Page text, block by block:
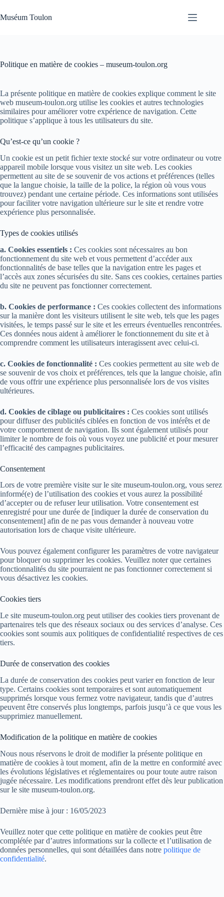
au
contenu
Muséum Toulon
Politique en matière de cookies – museum-toulon.org
La présente politique en matière de cookies explique comment le site
web museum-toulon.org utilise les cookies et autres technologies
similaires pour améliorer votre expérience de navigation. Cette
politique s’applique à tous les utilisateurs du site.
Qu’est-ce qu’un cookie ?
Un cookie est un petit fichier texte stocké sur votre ordinateur ou votre
appareil mobile lorsque vous visitez un site web. Les cookies
permettent au site de se souvenir de vos actions et préférences (telles
que la langue choisie, la taille de la police, la région où vous vous
trouvez) pendant une certaine période. Ces informations sont utilisées
pour faciliter votre navigation ultérieure sur le site et rendre votre
expérience plus personnalisée.
Types de cookies utilisés
a. Cookies essentiels : Ces cookies sont nécessaires au bon
fonctionnement du site web et vous permettent d’accéder aux
fonctionnalités de base telles que la navigation entre les pages et
l’accès aux zones sécurisées du site. Sans ces cookies, certaines parties
du site ne peuvent pas fonctionner correctement.
b. Cookies de performance : Ces cookies collectent des informations
sur la manière dont les visiteurs utilisent le site web, tels que les pages
visitées, le temps passé sur le site et les erreurs éventuelles rencontrées.
Ces données nous aident à améliorer le fonctionnement du site et à
comprendre comment les utilisateurs interagissent avec celui-ci.
c. Cookies de fonctionnalité : Ces cookies permettent au site web de
se souvenir de vos choix et préférences, tels que la langue choisie, afin
de vous offrir une expérience plus personnalisée lors de vos visites
ultérieures.
d. Cookies de ciblage ou publicitaires : Ces cookies sont utilisés
pour diffuser des publicités ciblées en fonction de vos intérêts et de
votre comportement de navigation. Ils sont également utilisés pour
limiter le nombre de fois où vous voyez une publicité et pour mesurer
l’efficacité des campagnes publicitaires.
Consentement
Lors de votre première visite sur le site museum-toulon.org, vous serez
informé(e) de l’utilisation des cookies et vous aurez la possibilité
d’accepter ou de refuser leur utilisation. Votre consentement est
enregistré pour une durée de [indiquer la durée de conservation du
consentement] afin de ne pas vous demander à nouveau votre
autorisation lors de chaque visite ultérieure.
Vous pouvez également configurer les paramètres de votre navigateur
pour bloquer ou supprimer les cookies. Veuillez noter que certaines
fonctionnalités du site pourraient ne pas fonctionner correctement si
vous désactivez les cookies.
Cookies tiers
Le site museum-toulon.org peut utiliser des cookies tiers provenant de
partenaires tels que des réseaux sociaux ou des services d’analyse. Ces
cookies sont soumis aux politiques de confidentialité respectives de ces
tiers.
Durée de conservation des cookies
La durée de conservation des cookies peut varier en fonction de leur
type. Certains cookies sont temporaires et sont automatiquement
supprimés lorsque vous fermez votre navigateur, tandis que d’autres
peuvent être conservés plus longtemps, parfois jusqu’à ce que vous les
supprimiez manuellement.
Modification de la politique en matière de cookies
Nous nous réservons le droit de modifier la présente politique en
matière de cookies à tout moment, afin de la mettre en conformité avec
les évolutions législatives et réglementaires ou pour toute autre raison
jugée nécessaire. Les modifications prendront effet dès leur publication
sur le site museum-toulon.org.
Dernière mise à jour : 16/05/2023
Veuillez noter que cette politique en matière de cookies peut être
complétée par d’autres informations sur la collecte et l’utilisation de
données personnelles, qui sont détaillées dans notre politique de
confidentialité.